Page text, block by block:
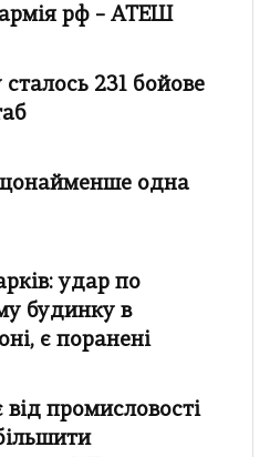
рф – АТЕШ
231 бойове
одна
удар по
будинку в
є поранені
промисловості